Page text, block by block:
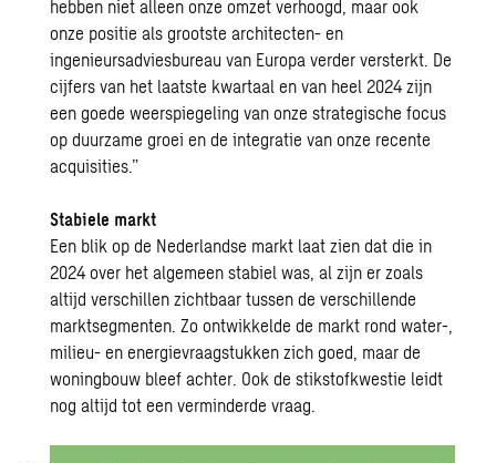
hebben niet alleen onze omzet verhoogd, maar ook
onze positie als grootste architecten- en
ingenieursadviesbureau van Europa verder versterkt. De
cijfers van het laatste kwartaal en van heel 2024 zijn
een goede weerspiegeling van onze strategische focus
op duurzame groei en de integratie van onze recente
acquisities.”
Stabiele markt
Een blik op de Nederlandse markt laat zien dat die in
2024 over het algemeen stabiel was, al zijn er zoals
altijd verschillen zichtbaar tussen de verschillende
marktsegmenten. Zo ontwikkelde de markt rond water-,
milieu- en energievraagstukken zich goed, maar de
woningbouw bleef achter. Ook de stikstofkwestie leidt
nog altijd tot een verminderde vraag.